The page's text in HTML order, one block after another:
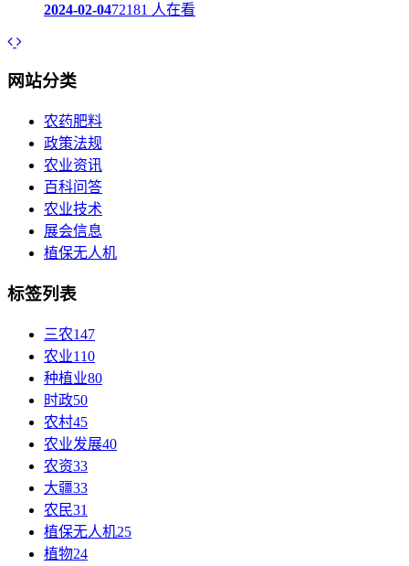
2024-02-0472181 人在看
网站分类
农药肥料
政策法规
农业资讯
百科问答
农业技术
展会信息
植保无人机
标签列表
三农147
农业110
种植业80
时政50
农村45
农业发展40
农资33
大疆33
农民31
植保无人机25
植物24